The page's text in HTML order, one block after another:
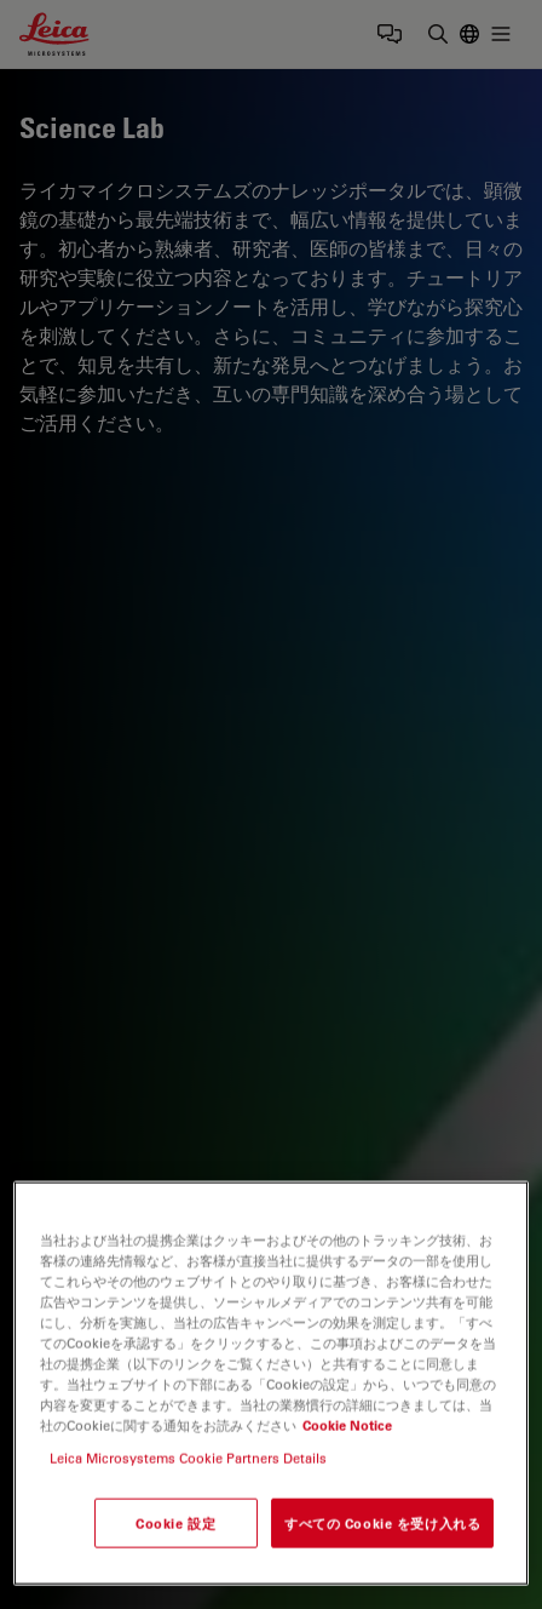
Leica Microsystems Logo
Science Lab
ライカマイクロシステムズのナレッジポータルでは、顕微
鏡の基礎から最先端技術まで、幅広い情報を提供していま
す。初心者から熟練者、研究者、医師の皆様まで、日々の
研究や実験に役立つ内容となっております。チュートリア
ルやアプリケーションノートを活用し、学びながら探究心
を刺激してください。さらに、コミュニティに参加するこ
とで、知見を共有し、新たな発見へとつなげましょう。お
気軽に参加いただき、互いの専門知識を深め合う場として
ご活用ください。
当社および当社の提携企業はクッキーおよびその他のトラッキング技術、お
客様の連絡先情報など、お客様が直接当社に提供するデータの一部を使用し
てこれらやその他のウェブサイトとのやり取りに基づき、お客様に合わせた
広告やコンテンツを提供し、ソーシャルメディアでのコンテンツ共有を可能
にし、分析を実施し、当社の広告キャンペーンの効果を測定します。「すべ
てのCookieを承認する」をクリックすると、この事項およびこのデータを当
社の提携企業（以下のリンクをご覧ください）と共有することに同意しま
す。当社ウェブサイトの下部にある「Cookieの設定」から、いつでも同意の
内容を変更することができます。当社の業務慣行の詳細につきましては、当
社のCookieに関する通知をお読みください Cookie Notice
Leica Microsystems Cookie Partners Details
Cookie 設定 すべての Cookie を受け入れる